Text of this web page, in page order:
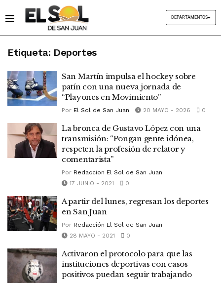
DEPARTAMENTOS
Etiqueta: Deportes
San Martín impulsa el hockey sobre
patín con una nueva jornada de
“Playones en Movimiento”
Por El Sol de San Juan 20 MAYO - 2026 0
La bronca de Gustavo López con una
transmisión: “Pongan gente idónea,
respeten la profesión de relator y
comentarista”
Por Redaccion El Sol de San Juan
17 JUNIO - 2021
0
A partir del lunes, regresan los deportes
en San Juan
Por Redacción El Sol de San Juan
28 MAYO - 2021
0
Activaron el protocolo para que las
instituciones deportivas con casos
positivos puedan seguir trabajando